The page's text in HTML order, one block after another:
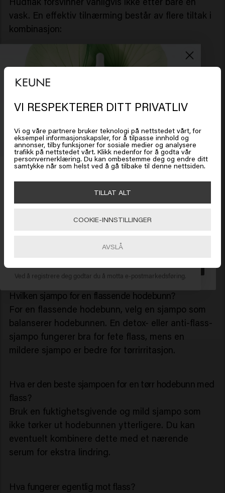
vask. En effektiv tilnærming består av flere tiltak i
kombinasjon:
Å bruke en passende sjampo 2–3 ganger i uken.
Skyll grundig med lunkent vann.
Ikke bruk stylingprodukter i hodebunnen.
Bruk eventuelt et beroligende serum, som f.eks.
Scalp Sensitive Serum
Ofte stilte spørsmål om sjampo mot flass
Alt du vil vite om å velge riktig sjampo mot flass.
Hva er den beste sjampoen mot flass?
Den beste sjampoen avhenger av årsaken. For
mest effektiv. For en sensitiv hodebunn er en mild,
Hvilken sjampo for en flassende hodebunn?
For en flassende hodebunn, velg en sjampo som
balanserer hodebunnen. En detox- eller anti-flass-
sjampo fungerer bra for fete flass, mens en
mildere sjampo er bedre for tørrirritasjon.
Hva er den beste sjampoen for en tørr hodebunn med
flass?
Bruk en fuktighetsgivende og mild sjampo som
ikke tørker ut hodebunnen ytterligere. Du kan
eventuelt kombinere dette med et nærende
serum for ekstra lindring.
Hva fungerer egentlig mot flass?
Det ser ut som om du er iUnited
States of America
Klikk på Gå eller velg plasseringen din nedenfor
VI RESPEKTERER DITT PRIVATLIV
Vi og våre partnere bruker teknologi på nettstedet vårt, for
eksempel informasjonskapsler, for å tilpasse innhold og
annonser, tilby funksjoner for sosiale medier og analysere
trafikk på nettstedet vårt. Klikk nedenfor for å godta vår
personvernerklæring. Du kan ombestemme deg og endre ditt
samtykke når som helst ved å gå tilbake til denne nettsiden.
TILLAT ALT
COOKIE-INNSTILLINGER
AVSLÅ
Få 20 % rabatt
450 kr eller mer. Enjoy!
Ved å registrere deg godtar du å motta e-postmarkedsføring.